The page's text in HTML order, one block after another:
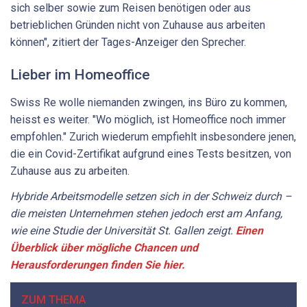
sich selber sowie zum Reisen benötigen oder aus
betrieblichen Gründen nicht von Zuhause aus arbeiten
können", zitiert der Tages-Anzeiger den Sprecher.
Lieber im Homeoffice
Swiss Re wolle niemanden zwingen, ins Büro zu kommen,
heisst es weiter. "Wo möglich, ist Homeoffice noch immer
empfohlen." Zurich wiederum empfiehlt insbesondere jenen,
die ein Covid-Zertifikat aufgrund eines Tests besitzen, von
Zuhause aus zu arbeiten.
Hybride Arbeitsmodelle setzen sich in der Schweiz durch –
die meisten Unternehmen stehen jedoch erst am Anfang,
wie eine Studie der Universität St. Gallen zeigt. Einen
Überblick über mögliche Chancen und
Herausforderungen finden Sie hier.
ZUM THEMA